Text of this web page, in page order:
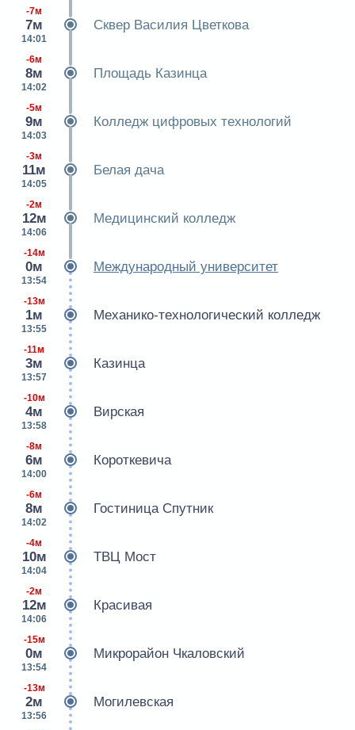
-7м
7м
14:01
Сквер Василия Цветкова
-6м
8м
14:02
Площадь Казинца
-5м
9м
14:03
Колледж цифровых технологий
-3м
11м
14:05
Белая дача
-2м
12м
14:06
Медицинский колледж
-14м
0м
13:54
Международный университет
-13м
1м
13:55
Механико-технологический колледж
-11м
3м
13:57
Казинца
-10м
4м
13:58
Вирская
-8м
6м
14:00
Короткевича
-6м
8м
14:02
Гостиница Спутник
-4м
10м
14:04
ТВЦ Мост
-2м
12м
14:06
Красивая
-15м
0м
13:54
Микрорайон Чкаловский
-13м
2м
13:56
Могилевская